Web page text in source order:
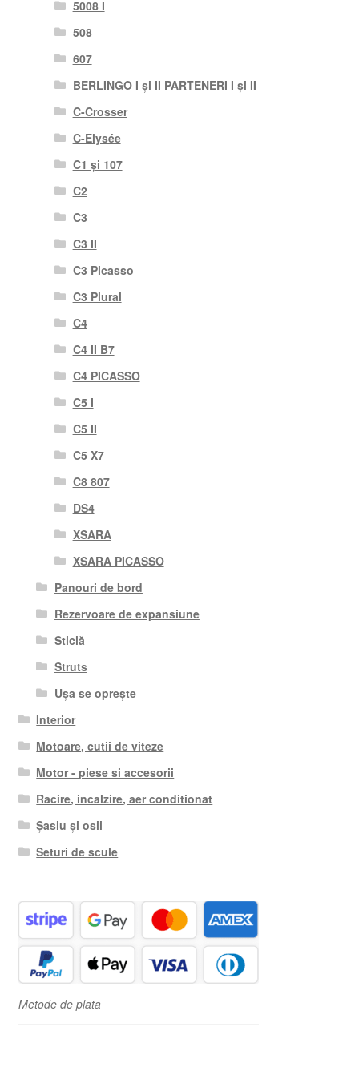
5008 I
508
607
BERLINGO I și II PARTENERI I și II
C-Crosser
C-Elysée
C1 și 107
C2
C3
C3 II
C3 Picasso
C3 Plural
C4
C4 II B7
C4 PICASSO
C5 I
C5 II
C5 X7
C8 807
DS4
XSARA
XSARA PICASSO
Panouri de bord
Rezervoare de expansiune
Sticlă
Struts
Ușa se oprește
Interior
Motoare, cutii de viteze
Motor - piese si accesorii
Racire, incalzire, aer conditionat
Șasiu și osii
Seturi de scule
Metode de plata